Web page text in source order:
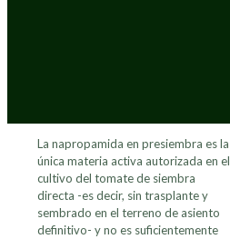
La napropamida en presiembra es la
única materia activa autorizada en el
cultivo del tomate de siembra
directa -es decir, sin trasplante y
sembrado en el terreno de asiento
definitivo- y no es suficientemente